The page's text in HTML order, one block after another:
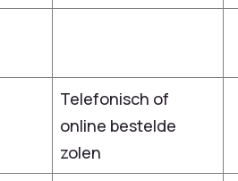
Telefonisch of
online bestelde
zolen